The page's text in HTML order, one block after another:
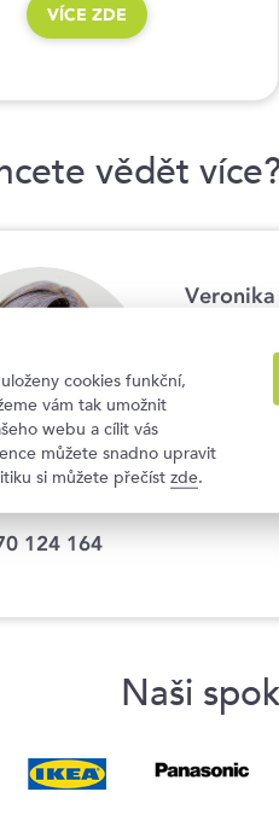
VÍCE ZDE
vědět
124 164
Naši
cookies funkční,
vám tak umožnit
webu a cílit vás
můžete snadno upravit
si můžete přečíst zde.